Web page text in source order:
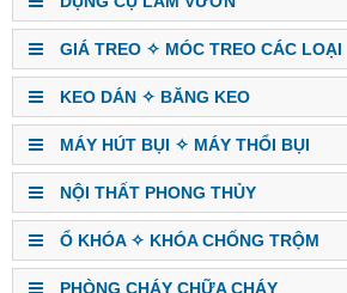
GIÁ TREO ✧ MÓC TREO CÁC LOẠI
KEO DÁN ✧ BĂNG KEO
MÁY HÚT BỤI ✧ MÁY THỔI BỤI
NỘI THẤT PHONG THỦY
Ổ KHÓA ✧ KHÓA CHỐNG TRỘM
PHÒNG CHÁY CHỮA CHÁY